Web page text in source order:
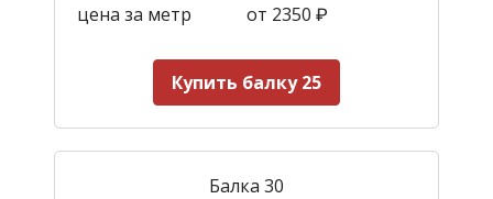
цена за метр
от 2350 ₽
Купить балку 25
Балка 30